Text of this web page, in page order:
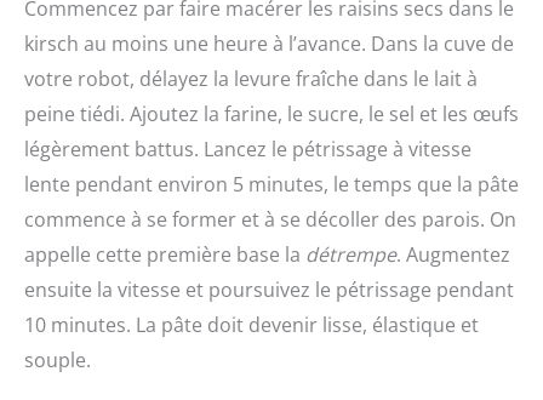
Commencez par faire macérer les raisins secs dans le
kirsch au moins une heure à l’avance. Dans la cuve de
votre robot, délayez la levure fraîche dans le lait à
peine tiédi. Ajoutez la farine, le sucre, le sel et les œufs
légèrement battus. Lancez le pétrissage à vitesse
lente pendant environ 5 minutes, le temps que la pâte
commence à se former et à se décoller des parois. On
appelle cette première base la détrempe. Augmentez
ensuite la vitesse et poursuivez le pétrissage pendant
10 minutes. La pâte doit devenir lisse, élastique et
souple.